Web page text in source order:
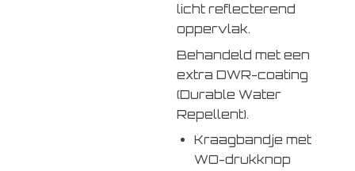
licht reflecterend
oppervlak.
Behandeld met een
extra DWR-coating
(Durable Water
Repellent).
Kraagbandje met
WO-drukknop